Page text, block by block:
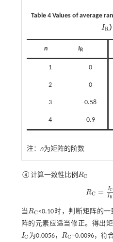
Table 4 Values of average
IR
IR ）
n IR
1 0
2 0
3 0.58
4 0.9
注： n为矩阵的阶数
④计算一致性比例 RC
RC
RC = IC
IR
RC= ICI R
当RC
RC <0.10时，判断矩阵的
阵的元素应适当修正。得出
IC
IC 为0.0056，RC
RC =0.0096，符